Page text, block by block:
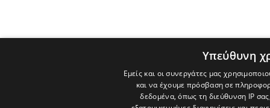
Υπεύθυνη
Εμείς και οι συνεργάτες μας
και να έχουμε πρόσβαση σε
δεδομένα, όπως τη διεύθυνση IP